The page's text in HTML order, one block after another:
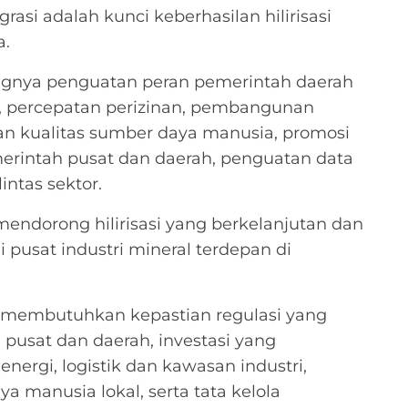
adalah kunci keberhasilan hilirisasi
penguatan peran pemerintah daerah
perizinan, pembangunan
kualitas sumber daya manusia, promosi
pusat dan daerah, penguatan data
sektor.
hilirisasi yang berkelanjutan dan
pusat industri mineral terdepan di
kepastian regulasi yang
dan daerah, investasi yang
logistik dan kawasan industri,
manusia lokal, serta tata kelola